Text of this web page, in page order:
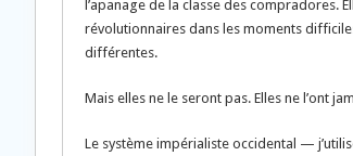
l’apanage de la classe des compradores.
révolutionnaires dans les moments
différentes.
Mais elles ne le seront pas. Elles ne l’ont
Le système impérialiste occidental —